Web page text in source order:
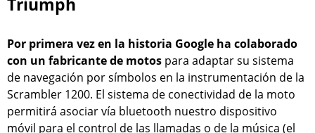
Triumph
Por primera vez en la historia Google ha colaborado
con un fabricante de motos para adaptar su sistema
de navegación por símbolos en la instrumentación de la
Scrambler 1200. El sistema de conectividad de la moto
permitirá asociar vía bluetooth nuestro dispositivo
móvil para el control de las llamadas o de la música (el